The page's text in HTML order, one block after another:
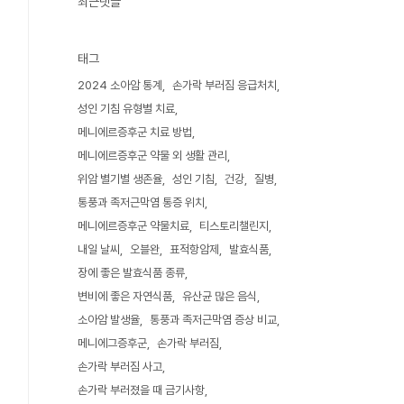
태그
2024 소아암 통계
손가락 부러짐 응급처치
성인 기침 유형별 치료
메니에르증후군 치료 방법
메니에르증후군 약물 외 생활 관리
위암 별기별 생존율
성인 기침 건강
질병
통풍과 족저근막염 통증 위치
메니에르증후군 약물치료
티스토리챌린지
내일 날씨
오블완 표적항암제
발효식품
장에 좋은 발효식품 종류
변비에 좋은 자연식품
유산균 많은 음식
소아암 발생율
통풍과 족저근막염 증상 비교
메니에그증후군
손가락 부러짐
손가락 부러짐 사고
손가락 부러졌을 때 금기사항